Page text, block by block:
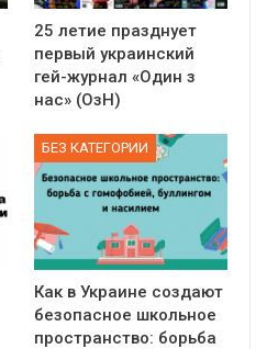
25 летие празднует
первый украинский
гей-журнал «Один з
нас» (ОзН)
БЕЗ КАТЕГОРИИ
Как в Украине создают
безопасное школьное
пространство: борьба